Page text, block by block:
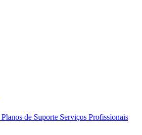
Planos de Suporte Serviços Profissionais